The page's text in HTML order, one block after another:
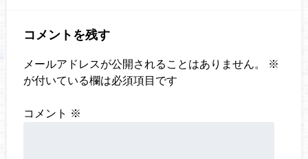
コメントを残す
メールアドレスが公開されることはありません。
※
が付いている欄は必須項目です
コメント ※